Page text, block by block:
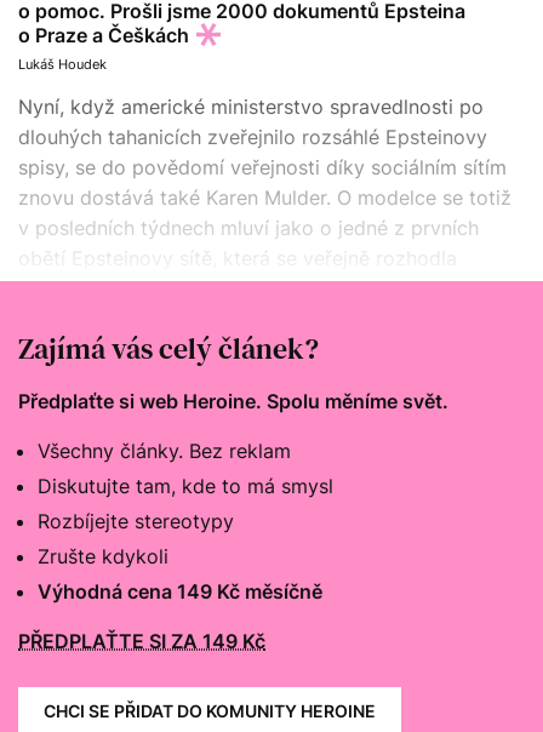
o pomoc. Prošli jsme 2000 dokumentů Epsteina
o Praze a Češkách
Lukáš Houdek
Nyní, když americké ministerstvo spravedlnosti po
dlouhých tahanicích zveřejnilo rozsáhlé Epsteinovy
spisy, se do povědomí veřejnosti díky sociálním sítím
znovu dostává také Karen Mulder. O modelce se totiž
v posledních týdnech mluví jako o jedné z prvních
obětí Epsteinovy sítě, která se veřejně rozhodla
prolomit mlčení dávno předtím, než na to většinová
Zajímá vás celý článek?
Předplaťte si web Heroine. Spolu měníme svět.
Všechny články. Bez reklam
Diskutujte tam, kde to má smysl
Rozbíjejte stereotypy
Zrušte kdykoli
Výhodná cena 149 Kč měsíčně
PŘEDPLAŤTE SI ZA 149 Kč
CHCI SE PŘIDAT DO KOMUNITY HEROINE